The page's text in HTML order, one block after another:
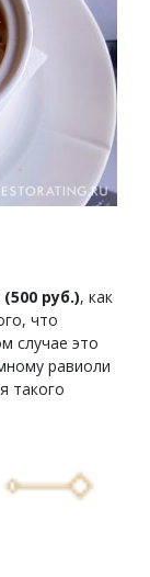
руб.), как
что
случае это
равиоли
такого